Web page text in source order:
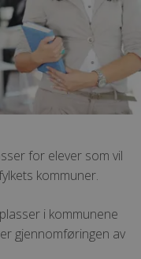
for elever som vil
kommuner.
i kommunene
gjennomføringen av